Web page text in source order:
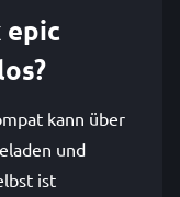
epic
kann über
und
ist